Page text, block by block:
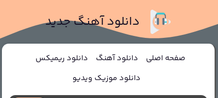
دانلود آهنگ جدید
صفحه اصلی دانلود آهنگ
دانلود ریمیکس
دانلود موزیک ویدیو